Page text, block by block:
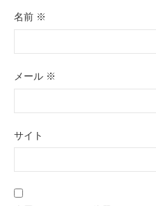
名前 ※
メール ※
サイト